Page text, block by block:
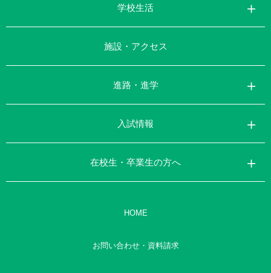
学校生活
施設・アクセス
進路・進学
入試情報
在校生・卒業生の方へ
HOME
お問い合わせ・資料請求